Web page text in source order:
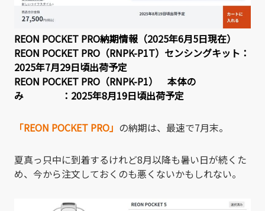
REON POCKET PRO納期情報（2025年6月5日現在）
REON POCKET PRO（RNPK-P1T）センシングキット：
2025年7月29日頃出荷予定
REON POCKET PRO（RNPK-P1） 本体の
み ：2025年8月19日頃出荷予定
「REON POCKET PRO」 の納期は、最速で7月末。
夏真っ只中に到着するけれど8月以降も暑い日が続くた
め、今から注文しておくのも悪くないかもしれない。